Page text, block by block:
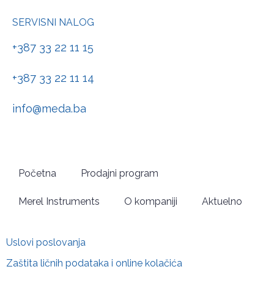
SERVISNI NALOG
+387 33 22 11 15
+387 33 22 11 14
info@meda.ba
Početna Prodajni program
Merel Instruments O kompaniji Aktuelno
Uslovi poslovanja
Zaštita ličnih podataka i online kolačića